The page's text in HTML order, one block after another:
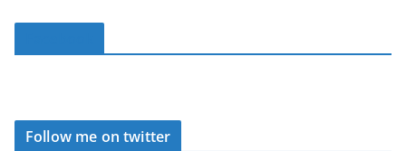
Follow me on twitter